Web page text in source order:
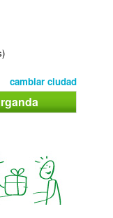
cambiar ciudad